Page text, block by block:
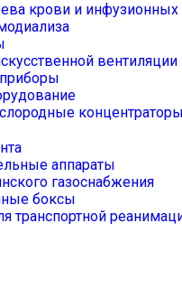
крови и инфузионных
вентиляции
аппараты
газоснабжения
боксы
транспортной